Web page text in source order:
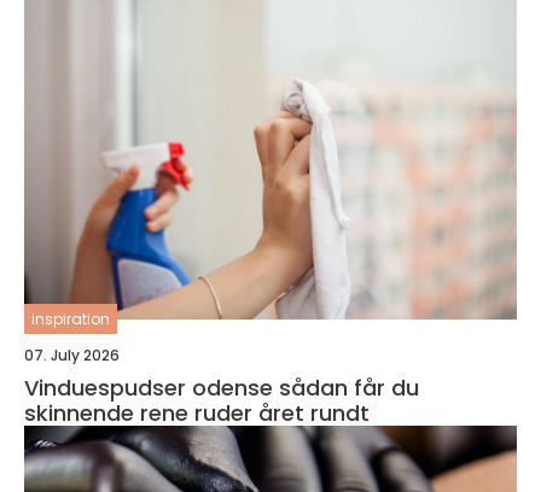
inspiration
07. July 2026
Vinduespudser odense sådan får du
skinnende rene ruder året rundt